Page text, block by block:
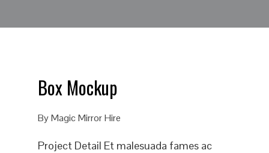
Box Mockup
ByMagic Mirror Hire
Project Detail Et malesuada fames ac